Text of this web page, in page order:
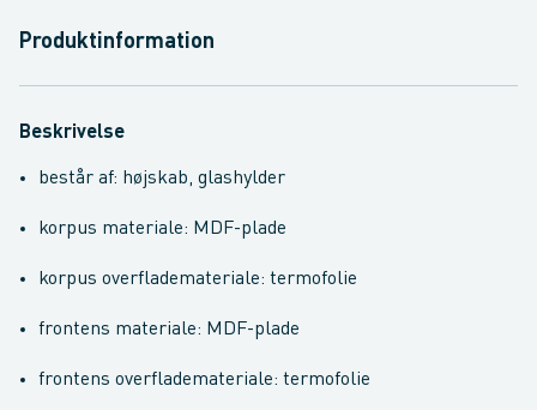
Produktinformation
Beskrivelse
består af: højskab, glashylder
korpus materiale: MDF-plade
korpus overflademateriale: termofolie
frontens materiale: MDF-plade
frontens overflademateriale: termofolie